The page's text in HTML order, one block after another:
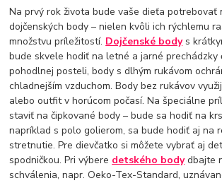
Na prvý rok života bude vaše dieťa potrebovať
dojčenských body – nielen kvôli ich rýchlemu
množstvu príležitostí. Dojčenské bodys
bude skvele hodiť na letné a jarné prechádzky
pohodlnej posteli, body s dlhým rukávom
chladnejším vzduchom. Body bez rukávov
alebo outfit v horúcom počasí. Na špeciálne
staviť na čipkované body – bude sa hodiť na
napríklad s polo golierom, sa bude hodiť aj na
stretnutie. Pre dievčatko si môžete vybrať aj
spodničkou. Pri výbere detského bodydbajte
schválenia, napr. Oeko-Tex-Standard,